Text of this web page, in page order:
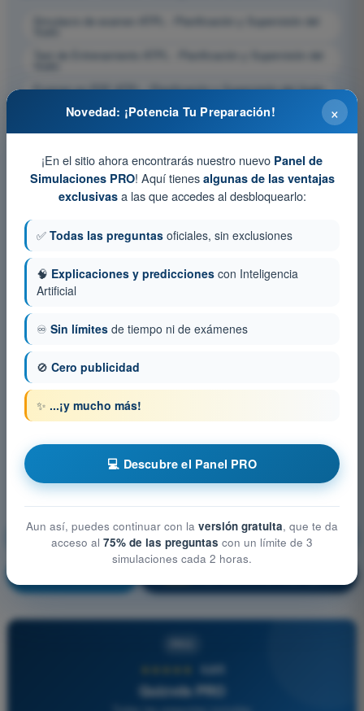
Simulacro de examen ATPL - Planificación y Supervisión del
Test de Entrenamiento ATPL - Planificación y Supervisión del
Examen en PDF ATPL - Planificación y Supervisión del Vuelo
Planificación y Supervisión del Vuelo
4,6/5
Quizvds PRO
×
Novedad: ¡Potencia Tu Preparación!
¡En el sitio ahora encontrarás nuestro nuevo Panel de
Simulaciones PRO! Aquí tienes algunas de las ventajas
exclusivasa las que accedes al desbloquearlo:
✅ Todas las preguntas oficiales, sin exclusiones
🧠 Explicaciones y predicciones con Inteligencia
Artificial
♾️ Sin límites de tiempo ni de exámenes
🚫 Cero publicidad
✨ ...¡y mucho más!
💻 Descubre el Panel PRO
Aun así, puedes continuar con la versión gratuita, que te da
acceso al 75% de las preguntas con un límite de 3
simulaciones cada 2 horas.